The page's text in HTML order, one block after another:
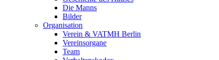
Die Manns
Bilder
Organisation
Verein & VATMH Berlin
Vereinsorgane
Team